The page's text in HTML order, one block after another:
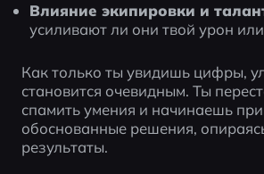
Влияние экипировки и
усиливают ли они твой урон
Как только ты увидишь цифры,
становится очевидным. Ты
спамить умения и начинаешь
обоснованные решения,
результаты.